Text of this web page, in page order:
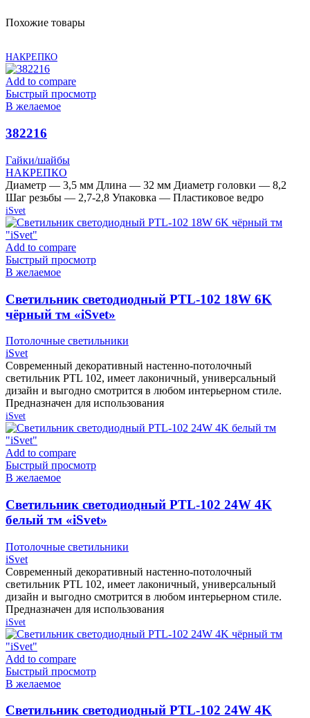
Похожие товары
НАКРЕПКО
Add to compare
Быстрый просмотр
В желаемое
382216
Гайки/шайбы
НАКРЕПКО
Диаметр — 3,5 мм Длина — 32 мм Диаметр головки — 8,2
Шаг резьбы — 2,7-2,8 Упаковка — Пластиковое ведро
iSvet
Add to compare
Быстрый просмотр
В желаемое
Cветильник светодиодный PTL-102 18W 6K
чёрный тм «iSvet»
Потолочные светильники
iSvet
Современный декоративный настенно-потолочный
светильник PTL 102, имеет лаконичный, универсальный
дизайн и выгодно смотрится в любом интерьерном стиле.
Предназначен для использования
iSvet
Add to compare
Быстрый просмотр
В желаемое
Cветильник светодиодный PTL-102 24W 4K
белый тм «iSvet»
Потолочные светильники
iSvet
Современный декоративный настенно-потолочный
светильник PTL 102, имеет лаконичный, универсальный
дизайн и выгодно смотрится в любом интерьерном стиле.
Предназначен для использования
iSvet
Add to compare
Быстрый просмотр
В желаемое
Cветильник светодиодный PTL-102 24W 4K